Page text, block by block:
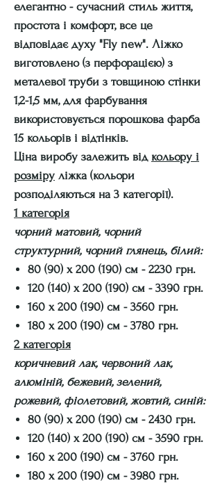
елегантно - сучасний стиль життя,
простота і комфорт, все це
відповідає духу "Fly new". Ліжко
виготовлено (з перфорацією) з
металевої труби з товщиною стінки
1,2-1,5 мм, для фарбування
використовується порошкова фарба
15 кольорів і відтінків.
Ціна виробу залежить від кольору і
розміру ліжка (кольори
розподіляються на 3 категорії).
1 категорія
чорний матовий, чорний
структурний, чорний глянець, білий:
80 (90) х 200 (190) см - 2230 грн.
120 (140) х 200 (190) см - 3390 грн.
160 х 200 (190) см - 3560 грн.
180 х 200 (190) см - 3780 грн.
2 категорія
коричневий лак, червоний лак,
алюміній, бежевий, зелений,
рожевий, фіолетовий, жовтий, синій:
80 (90) х 200 (190) см - 2430 грн.
120 (140) х 200 (190) см - 3590 грн.
160 х 200 (190) см - 3760 грн.
180 х 200 (190) см - 3980 грн.